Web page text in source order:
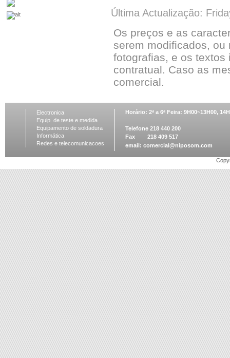
Última Actualização:
Os preços e as
serem modificados, ou
fotografias, e os
contratual. Caso as
comercial.
Electronica
Equip. de teste e medida
Equipamento de soldadura
Informática
Redes e telecomunicacoes
Horário: 2ª a 6ª Feira: 9H00~13H00,
Telefone 218 440 200
Fax 218 409 517
email: comercial@niposom.com